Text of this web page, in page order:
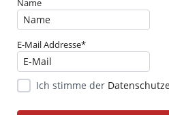
Name
E-Mail Addresse*
Ich stimme der